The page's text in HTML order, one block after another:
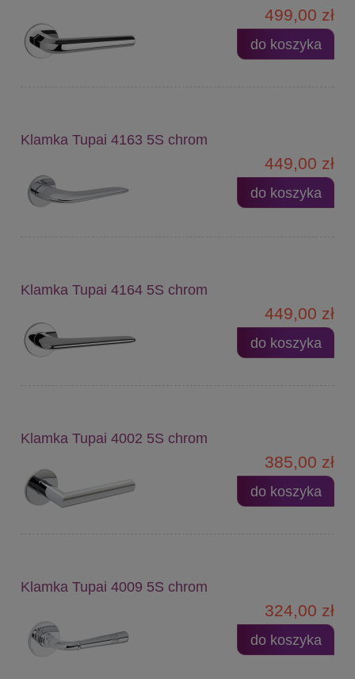
499,00 zł
do koszyka
Klamka Tupai 4163 5S chrom
449,00 zł
do koszyka
Klamka Tupai 4164 5S chrom
449,00 zł
do koszyka
Klamka Tupai 4002 5S chrom
385,00 zł
do koszyka
Klamka Tupai 4009 5S chrom
324,00 zł
do koszyka